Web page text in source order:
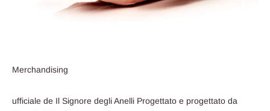
Merchandising
ufficiale de Il Signore degli Anelli Progettato e progettato da